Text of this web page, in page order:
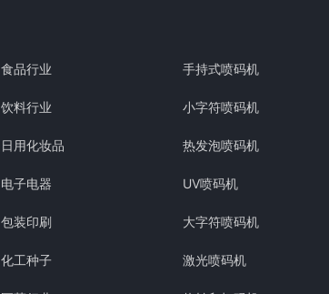
食品行业
饮料行业
日用化妆品
电子电器
包装印刷
化工种子
手持式喷码机
小字符喷码机
热发泡喷码机
UV喷码机
大字符喷码机
激光喷码机